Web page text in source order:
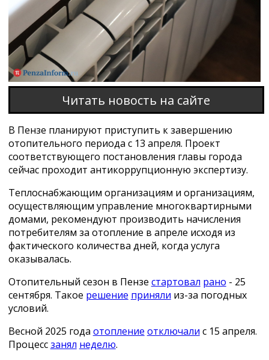
Читать новость на сайте
В Пензе планируют приступить к завершению
отопительного периода с 13 апреля. Проект
соответствующего постановления главы города
сейчас проходит антикоррупционную экспертизу.
Теплоснабжающим организациям и организациям,
осуществляющим управление многоквартирными
домами, рекомендуют производить начисления
потребителям за отопление в апреле исходя из
фактического количества дней, когда услуга
оказывалась.
Отопительный сезон в Пензе стартовал рано - 25
сентября. Такое решение приняли из-за погодных
условий.
Весной 2025 года отопление отключали с 15 апреля.
Процессзанял неделю.